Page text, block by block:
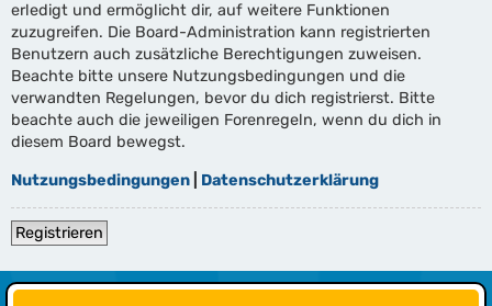
erledigt und ermöglicht dir, auf weitere Funktionen
zuzugreifen. Die Board-Administration kann registrierten
Benutzern auch zusätzliche Berechtigungen zuweisen.
Beachte bitte unsere Nutzungsbedingungen und die
verwandten Regelungen, bevor du dich registrierst. Bitte
beachte auch die jeweiligen Forenregeln, wenn du dich in
diesem Board bewegst.
Nutzungsbedingungen Datenschutzerklärung
Registrieren